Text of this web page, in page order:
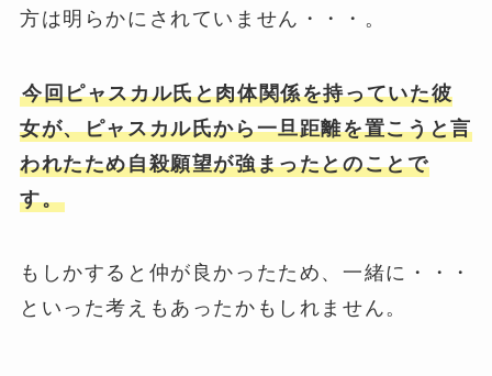
方は明らかにされていません・・・。
今回ピャスカル氏と肉体関係を持っていた彼
女が、ピャスカル氏から一旦距離を置こうと言
われたため自殺願望が強まったとのことで
す。
もしかすると仲が良かったため、一緒に・・・
といった考えもあったかもしれません。